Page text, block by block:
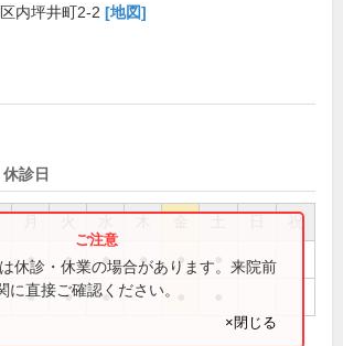
内坪井町2-2 [地図]
診日
祝
● ● ● ● ●
● ● ●
休診・休業の場合があります。来院前
に直接ご確認ください。
×閉じる